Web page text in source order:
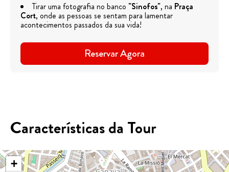
Tirar uma fotografia no banco "Sinofos", na Praça
Cort, onde as pessoas se sentam para lamentar
acontecimentos passados da sua vida!
Reservar Agora
Características da Tour
+